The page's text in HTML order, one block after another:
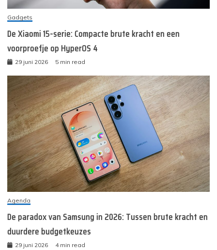
Gadgets
De Xiaomi 15-serie: Compacte brute kracht en een
voorproefje op HyperOS 4
29 juni 2026 5 min read
Agenda
De paradox van Samsung in 2026: Tussen brute kracht en
duurdere budgetkeuzes
29 juni 2026 4 min read